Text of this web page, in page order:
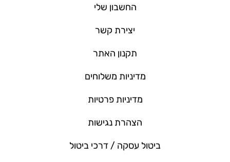
החשבון שלי
יצירת קשר
תקנון האתר
מדיניות משלוחים
מדיניות פרטיות
הצהרת נגישות
ביטול עסקה / דרכי ביטול